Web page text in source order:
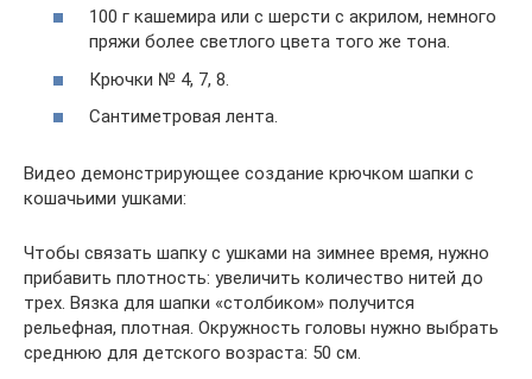
100 г кашемира или с шерсти с акрилом, немного
пряжи более светлого цвета того же тона.
Крючки № 4, 7, 8.
Сантиметровая лента.
Видео демонстрирующее создание крючком шапки с
кошачьими ушками:
Чтобы связать шапку с ушками на зимнее время, нужно
прибавить плотность: увеличить количество нитей до
трех. Вязка для шапки «столбиком» получится
рельефная, плотная. Окружность головы нужно выбрать
среднюю для детского возраста: 50 см.